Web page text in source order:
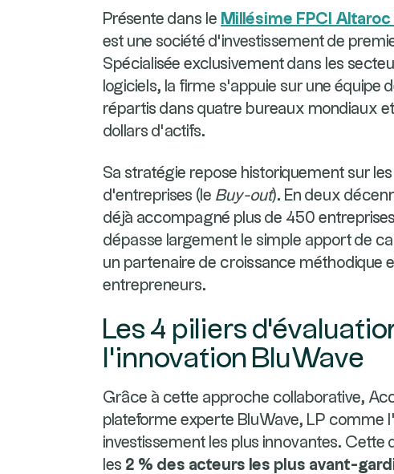
Présente dans le Millésime FPCI
est une société d’investissement de
Spécialisée exclusivement dans les
logiciels, la firme s'appuie sur une équipe
répartis dans quatre bureaux mondiaux
dollars d’actifs.
Sa stratégie repose historiquement sur
d'entreprises (le Buy-out). En deux
déjà accompagné plus de 450
dépasse largement le simple apport de
un partenaire de croissance méthodique
entrepreneurs.
Les 4 piliers
l'innovation BluWave
Grâce à cette approche collaborative,
plateforme experte BluWave, LP comme
investissement les plus innovantes. Cette
les 2 % des acteurs les plus avant-